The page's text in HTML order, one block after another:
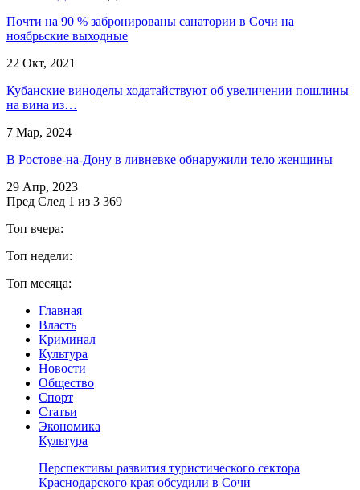
Почти на 90 % забронированы санатории в Сочи на
ноябрьские выходные
22 Окт, 2021
Кубанские виноделы ходатайствуют об увеличении пошлины
на вина из…
7 Мар, 2024
В Ростове-на-Дону в ливневке обнаружили тело женщины
29 Апр, 2023
Пред След 1 из 3 369
Топ вчера:
Топ недели:
Топ месяца:
Главная
Власть
Криминал
Культура
Новости
Общество
Спорт
Статьи
Экономика
Культура
Перспективы развития туристического сектора
Краснодарского края обсудили в Сочи